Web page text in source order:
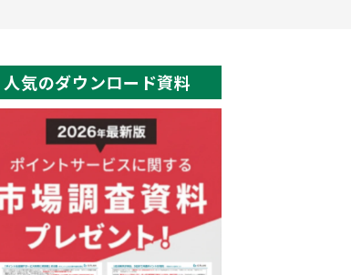
人気のダウンロード資料